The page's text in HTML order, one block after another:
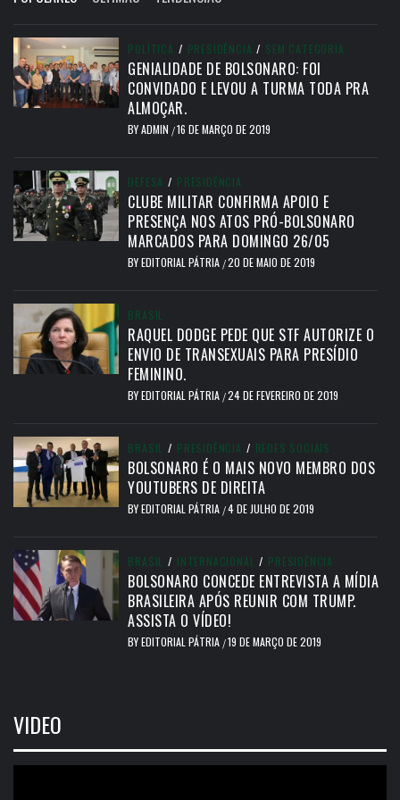
POLÍTICA / PRESIDÊNCIA / SEM CATEGORIA
GENIALIDADE DE BOLSONARO: FOI
CONVIDADO E LEVOU A TURMA TODA PRA
ALMOÇAR.
BYADMIN /16 DE MARÇO DE 2019
DEFESA / PRESIDÊNCIA
CLUBE MILITAR CONFIRMA APOIO E
PRESENÇA NOS ATOS PRÓ-BOLSONARO
MARCADOS PARA DOMINGO 26/05
BYEDITORIAL PÁTRIA /20 DE MAIO DE 2019
BRASIL
RAQUEL DODGE PEDE QUE STF AUTORIZE O
ENVIO DE TRANSEXUAIS PARA PRESÍDIO
FEMININO.
BYEDITORIAL PÁTRIA /24 DE FEVEREIRO DE 2019
BRASIL / PRESIDÊNCIA / REDES SOCIAIS
BOLSONARO É O MAIS NOVO MEMBRO DOS
YOUTUBERS DE DIREITA
BYEDITORIAL PÁTRIA /4 DE JULHO DE 2019
BRASIL / INTERNACIONAL / PRESIDÊNCIA
BOLSONARO CONCEDE ENTREVISTA A MÍDIA
BRASILEIRA APÓS REUNIR COM TRUMP.
ASSISTA O VÍDEO!
BYEDITORIAL PÁTRIA /19 DE MARÇO DE 2019
VIDEO